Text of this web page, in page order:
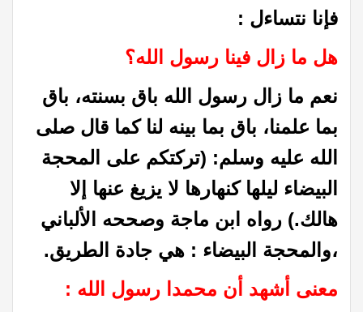
فإنا نتساءل :
هل ما زال فينا رسول الله؟
نعم ما زال رسول الله باق بسنته، باق
بما علمنا، باق بما بينه لنا كما قال صلى
الله عليه وسلم: (تركتكم على المحجة
البيضاء ليلها كنهارها لا يزيغ عنها إلا
هالك.) رواه ابن ماجة وصححه الألباني
،والمحجة البيضاء : هي جادة الطريق.
معنى أشهد أن محمدا رسول الله :